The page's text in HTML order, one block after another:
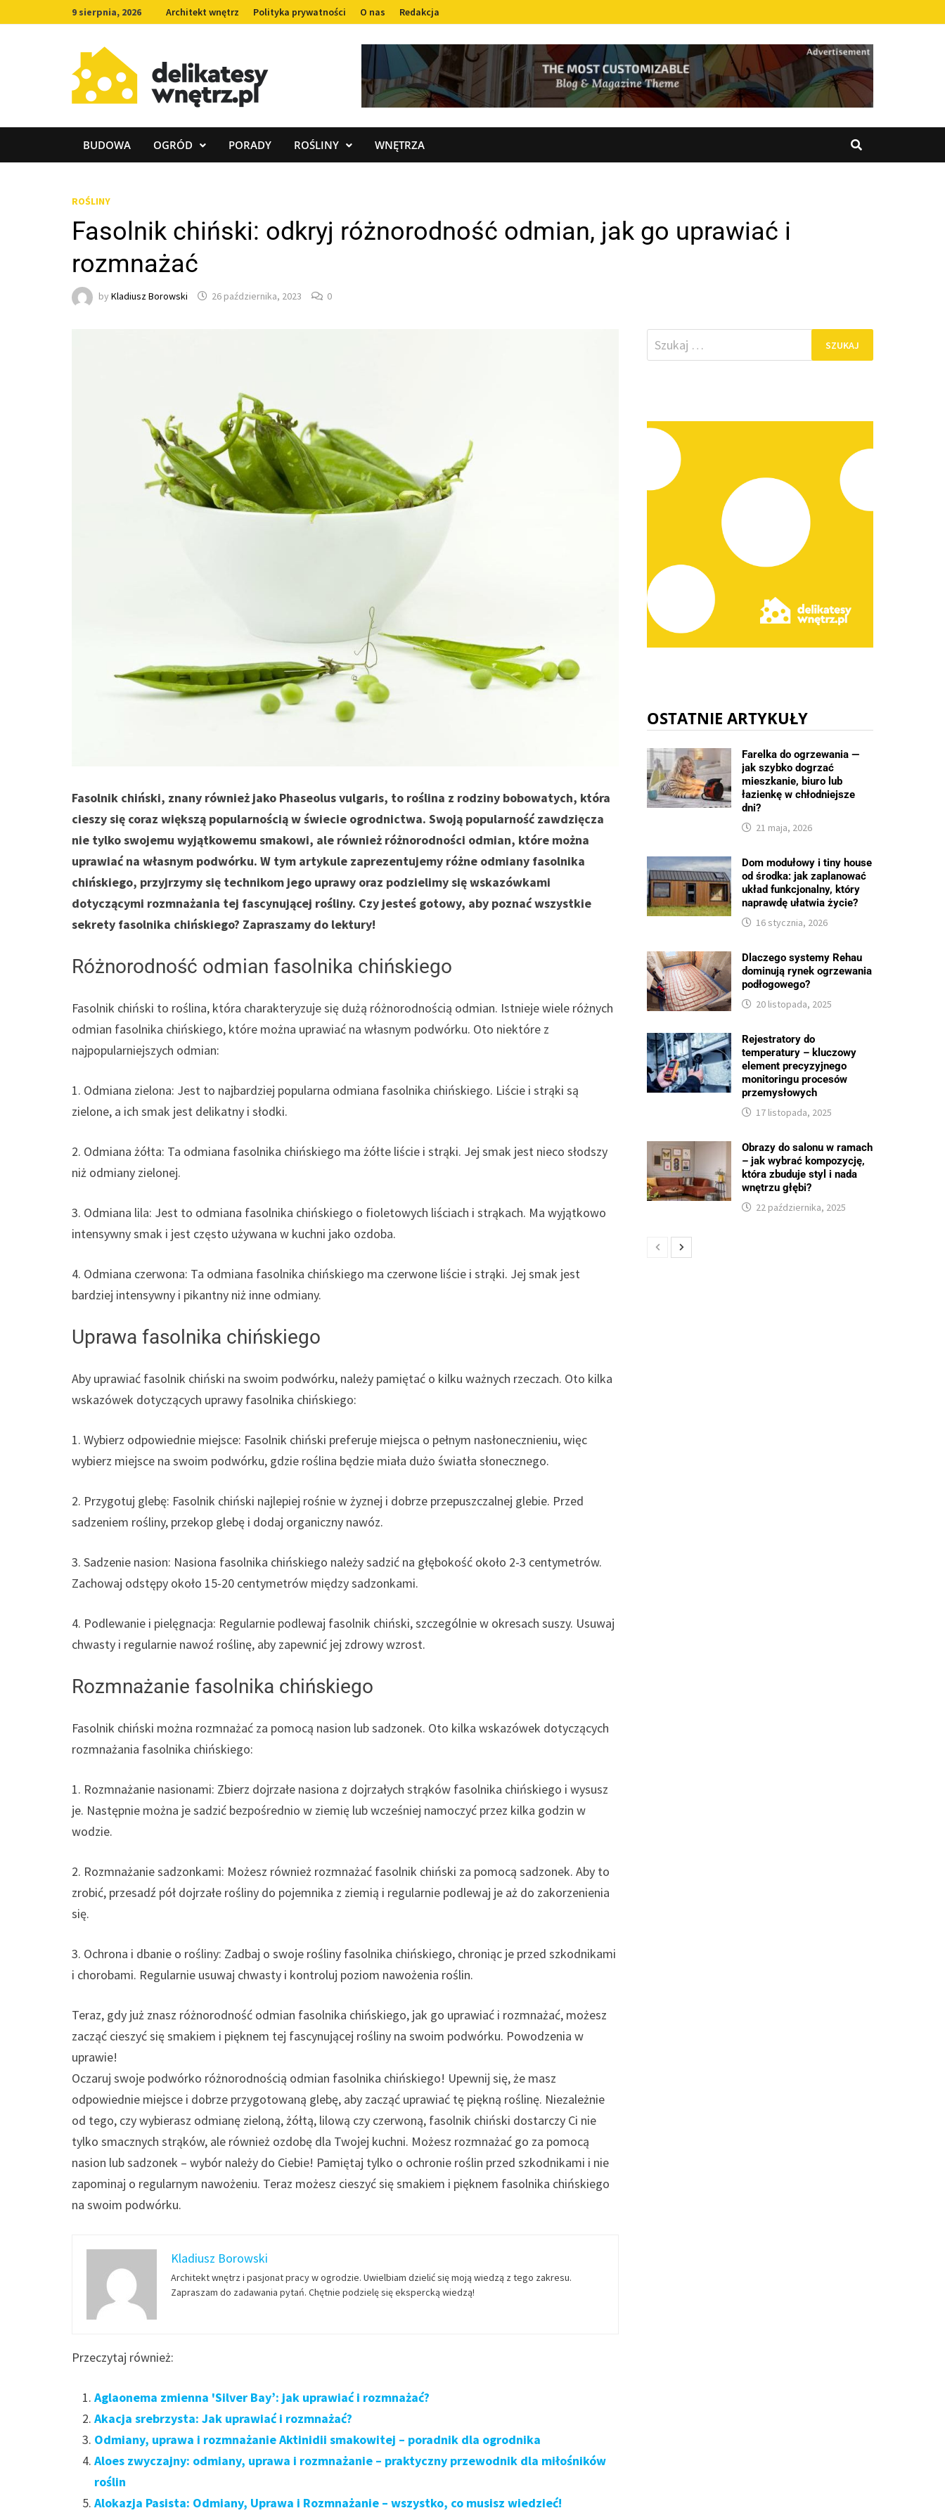
to
9 sierpnia, 2026 Architekt wnętrz Polityka prywatności O nas Redakcja
BUDOWA OGRÓD PORADY ROŚLINY WNĘTRZA
ROŚLINY
Fasolnik chiński: odkryj różnorodność odmian, jak go uprawiać i
rozmnażać
by Kladiusz Borowski 26 października, 2023 0
Fasolnik chiński, znany również jako Phaseolus vulgaris, to roślina z rodziny bobowatych, która
cieszy się coraz większą popularnością w świecie ogrodnictwa. Swoją popularność zawdzięcza
nie tylko swojemu wyjątkowemu smakowi, ale również różnorodności odmian, które można
uprawiać na własnym podwórku. W tym artykule zaprezentujemy różne odmiany fasolnika
chińskiego, przyjrzymy się technikom jego uprawy oraz podzielimy się wskazówkami
dotyczącymi rozmnażania tej fascynującej rośliny. Czy jesteś gotowy, aby poznać wszystkie
sekrety fasolnika chińskiego? Zapraszamy do lektury!
Różnorodność odmian fasolnika chińskiego
Fasolnik chiński to roślina, która charakteryzuje się dużą różnorodnością odmian. Istnieje wiele różnych
odmian fasolnika chińskiego, które można uprawiać na własnym podwórku. Oto niektóre z
najpopularniejszych odmian:
1. Odmiana zielona: Jest to najbardziej popularna odmiana fasolnika chińskiego. Liście i strąki są
zielone, a ich smak jest delikatny i słodki.
2. Odmiana żółta: Ta odmiana fasolnika chińskiego ma żółte liście i strąki. Jej smak jest nieco słodszy
niż odmiany zielonej.
3. Odmiana lila: Jest to odmiana fasolnika chińskiego o fioletowych liściach i strąkach. Ma wyjątkowo
intensywny smak i jest często używana w kuchni jako ozdoba.
4. Odmiana czerwona: Ta odmiana fasolnika chińskiego ma czerwone liście i strąki. Jej smak jest
bardziej intensywny i pikantny niż inne odmiany.
Uprawa fasolnika chińskiego
Aby uprawiać fasolnik chiński na swoim podwórku, należy pamiętać o kilku ważnych rzeczach. Oto kilka
wskazówek dotyczących uprawy fasolnika chińskiego:
1. Wybierz odpowiednie miejsce: Fasolnik chiński preferuje miejsca o pełnym nasłonecznieniu, więc
wybierz miejsce na swoim podwórku, gdzie roślina będzie miała dużo światła słonecznego.
2. Przygotuj glebę: Fasolnik chiński najlepiej rośnie w żyznej i dobrze przepuszczalnej glebie. Przed
sadzeniem rośliny, przekop glebę i dodaj organiczny nawóz.
3. Sadzenie nasion: Nasiona fasolnika chińskiego należy sadzić na głębokość około 2-3 centymetrów.
Zachowaj odstępy około 15-20 centymetrów między sadzonkami.
4. Podlewanie i pielęgnacja: Regularnie podlewaj fasolnik chiński, szczególnie w okresach suszy. Usuwaj
chwasty i regularnie nawoź roślinę, aby zapewnić jej zdrowy wzrost.
Rozmnażanie fasolnika chińskiego
Fasolnik chiński można rozmnażać za pomocą nasion lub sadzonek. Oto kilka wskazówek dotyczących
rozmnażania fasolnika chińskiego:
1. Rozmnażanie nasionami: Zbierz dojrzałe nasiona z dojrzałych strąków fasolnika chińskiego i wysusz
je. Następnie można je sadzić bezpośrednio w ziemię lub wcześniej namoczyć przez kilka godzin w
wodzie.
2. Rozmnażanie sadzonkami: Możesz również rozmnażać fasolnik chiński za pomocą sadzonek. Aby to
zrobić, przesadź pół dojrzałe rośliny do pojemnika z ziemią i regularnie podlewaj je aż do zakorzenienia
się.
3. Ochrona i dbanie o rośliny: Zadbaj o swoje rośliny fasolnika chińskiego, chroniąc je przed szkodnikami
i chorobami. Regularnie usuwaj chwasty i kontroluj poziom nawożenia roślin.
Teraz, gdy już znasz różnorodność odmian fasolnika chińskiego, jak go uprawiać i rozmnażać, możesz
zacząć cieszyć się smakiem i pięknem tej fascynującej rośliny na swoim podwórku. Powodzenia w
uprawie!
Oczaruj swoje podwórko różnorodnością odmian fasolnika chińskiego! Upewnij się, że masz
odpowiednie miejsce i dobrze przygotowaną glebę, aby zacząć uprawiać tę piękną roślinę. Niezależnie
od tego, czy wybierasz odmianę zieloną, żółtą, lilową czy czerwoną, fasolnik chiński dostarczy Ci nie
tylko smacznych strąków, ale również ozdobę dla Twojej kuchni. Możesz rozmnażać go za pomocą
nasion lub sadzonek – wybór należy do Ciebie! Pamiętaj tylko o ochronie roślin przed szkodnikami i nie
zapominaj o regularnym nawożeniu. Teraz możesz cieszyć się smakiem i pięknem fasolnika chińskiego
na swoim podwórku.
Kladiusz Borowski
Architekt wnętrz i pasjonat pracy w ogrodzie. Uwielbiam dzielić się moją wiedzą z tego zakresu.
Zapraszam do zadawania pytań. Chętnie podzielę się ekspercką wiedzą!
Przeczytaj również:
Aglaonema zmienna 'Silver Bay’: jak uprawiać i rozmnażać?
Akacja srebrzysta: Jak uprawiać i rozmnażać?
Odmiany, uprawa i rozmnażanie Aktinidii smakowitej – poradnik dla ogrodnika
Aloes zwyczajny: odmiany, uprawa i rozmnażanie – praktyczny przewodnik dla miłośników
roślin
Alokazja Pasista: Odmiany, Uprawa i Rozmnażanie – wszystko, co musisz wiedzieć!
Szukaj:
OSTATNIE ARTYKUŁY
Farelka do ogrzewania —
jak szybko dogrzać
mieszkanie, biuro lub
łazienkę w chłodniejsze
dni?
21 maja, 2026
Dom modułowy i tiny house
od środka: jak zaplanować
układ funkcjonalny, który
naprawdę ułatwia życie?
16 stycznia, 2026
Dlaczego systemy Rehau
dominują rynek ogrzewania
podłogowego?
20 listopada, 2025
Rejestratory do
temperatury – kluczowy
element precyzyjnego
monitoringu procesów
przemysłowych
17 listopada, 2025
Obrazy do salonu w ramach
– jak wybrać kompozycję,
która zbuduje styl i nada
wnętrzu głębi?
22 października, 2025